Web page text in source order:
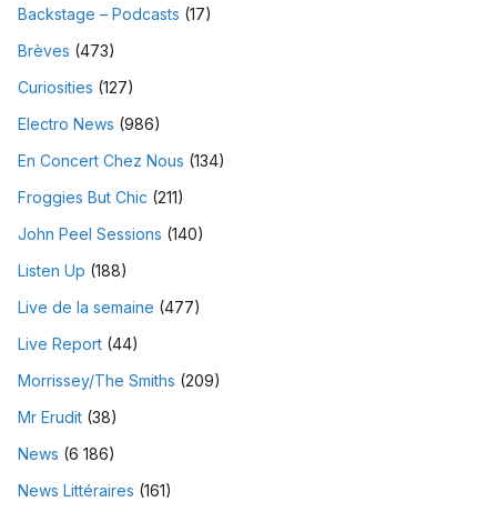
Backstage – Podcasts (17)
Brèves (473)
Curiosities (127)
Electro News (986)
En Concert Chez Nous (134)
Froggies But Chic (211)
John Peel Sessions (140)
Listen Up (188)
Live de la semaine (477)
Live Report (44)
Morrissey/The Smiths (209)
Mr Erudit (38)
News (6 186)
News Littéraires (161)